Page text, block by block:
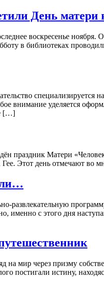
День матери
воскресенье
в библиотеках
специализируется
внимание уделяется
[…]
праздник Матери
Этот день отмечают во
развлекательную
именно с этого дня
мир через призму
постигали истину,